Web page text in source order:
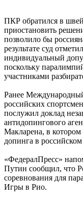
ПКР обратился в
приостановить
позволило бы
результате суд
индивидуальный
поскольку
участниками
Ранее
российских
послужил доклад
антидопингового
Макларена, в
допинга в российском
«ФедералПресс»
Путин сообщил, что
соревнования для
Игры в Рио.